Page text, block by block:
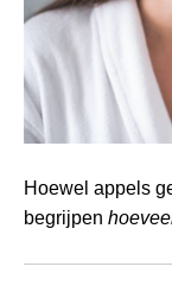
Hoewel appels
begrijpen